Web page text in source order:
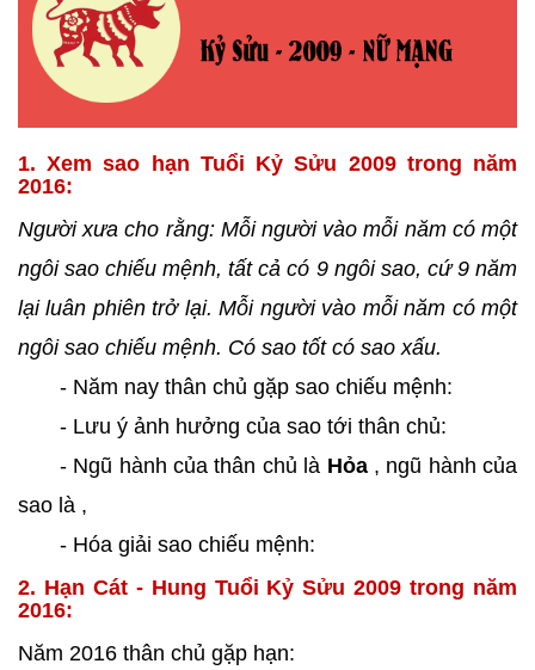
1. Xem sao hạn Tuổi Kỷ Sửu 2009 trong năm
2016:
Người xưa cho rằng: Mỗi người vào mỗi năm có một
ngôi sao chiếu mệnh, tất cả có 9 ngôi sao, cứ 9 năm
lại luân phiên trở lại. Mỗi người vào mỗi năm có một
ngôi sao chiếu mệnh. Có sao tốt có sao xấu.
- Năm nay thân chủ gặp sao chiếu mệnh:
- Lưu ý ảnh hưởng của sao tới thân chủ:
- Ngũ hành của thân chủ là Hỏa, ngũ hành của
sao là ,
- Hóa giải sao chiếu mệnh:
2. Hạn Cát - Hung Tuổi Kỷ Sửu 2009 trong năm
2016:
Năm 2016 thân chủ gặp hạn: